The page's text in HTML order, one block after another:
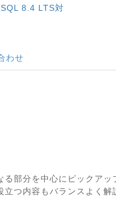
8.4 LTS対
わせ
部分を中心にピックアッ
つ内容もバランスよく解